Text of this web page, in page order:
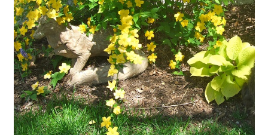
Доставка и оплата
Мой аккаунт
Регистрация